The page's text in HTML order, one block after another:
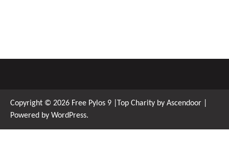
Copyright © 2026 Free Pylos 9 |Top Charity by Ascendoor
Powered by WordPress.